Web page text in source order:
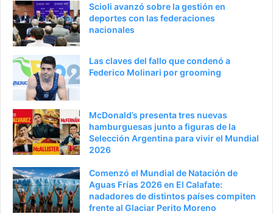
Scioli avanzó sobre la gestión en
deportes con las federaciones
nacionales
Las claves del fallo que condenó a
Federico Molinari por grooming
McDonald’s presenta tres nuevas
hamburguesas junto a figuras de la
Selección Argentina para vivir el Mundial
2026
Comenzó el Mundial de Natación de
Aguas Frías 2026 en El Calafate:
nadadores de distintos países compiten
frente al Glaciar Perito Moreno